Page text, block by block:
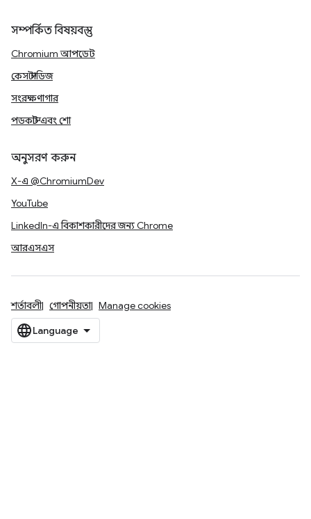
সম্পর্কিত বিষয়বস্তু
Chromium আপডেট
কেস স্টাডিজ
সংরক্ষণাগার
পডকাস্ট এবং শো
অনুসরণ করুন
X-এ @ChromiumDev
YouTube
LinkedIn-এ বিকাশকারীদের জন্য Chrome
আরএসএস
শর্তাবলী গোপনীয়তা Manage cookies